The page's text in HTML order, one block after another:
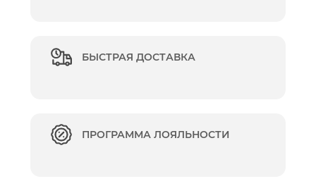
БЫСТРАЯ ДОСТАВКА
ПРОГРАММА ЛОЯЛЬНОСТИ